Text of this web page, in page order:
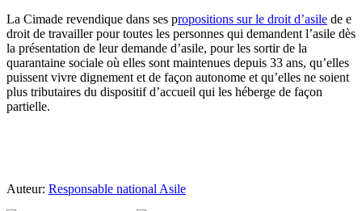
La Cimade revendique dans ses propositions sur le droit d’asile de e
droit de travailler pour toutes les personnes qui demandent l’asile dès
la présentation de leur demande d’asile, pour les sortir de la
quarantaine sociale où elles sont maintenues depuis 33 ans, qu’elles
puissent vivre dignement et de façon autonome et qu’elles ne soient
plus tributaires du dispositif d’accueil qui les héberge de façon
partielle.
Auteur: Responsable national Asile